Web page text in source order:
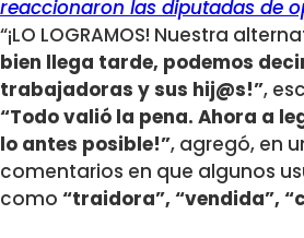
reaccionaron las diputadas de
“¡LO LOGRAMOS! Nuestra
bien llega tarde, podemos
trabajadoras y sus hij@s!”,
“Todo valió la pena. Ahora a
lo antes posible!”, agregó, en
comentarios en que algunos
como “traidora”, “vendida”,